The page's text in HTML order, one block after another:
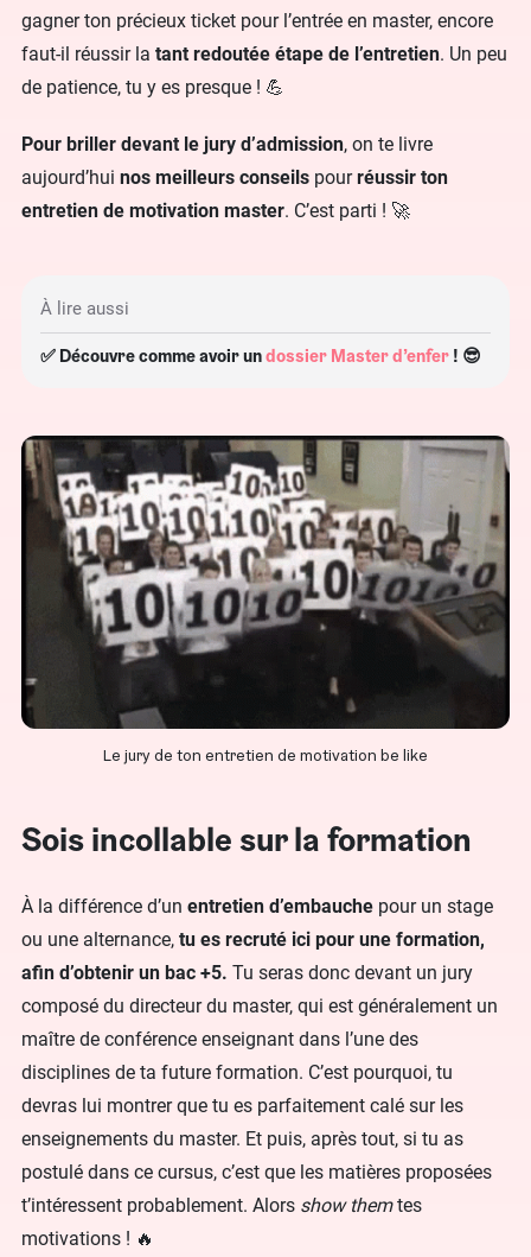
gagner ton précieux ticket pour l’entrée en master, encore
faut-il réussir la tant redoutée étape de l’entretien. Un peu
de patience, tu y es presque ! 💪
Pour briller devant le jury d’admission, on te livre
aujourd’hui nos meilleurs conseils pourréussir ton
entretien de motivation master. C’est parti ! 🚀
À lire aussi
✅ Découvre comme avoir undossier Master d’enfer ! 😎
Le jury de ton entretien de motivation be like
Sois incollable sur la formation
À la différence d’un entretien d’embauche pour un stage
ou une alternance, tu es recruté ici pour une formation,
afin d’obtenir un bac +5. Tu seras donc devant un jury
composé du directeur du master, qui est généralement un
maître de conférence enseignant dans l’une des
disciplines de ta future formation. C’est pourquoi, tu
devras lui montrer que tu es parfaitement calé sur les
enseignements du master. Et puis, après tout, si tu as
postulé dans ce cursus, c’est que les matières proposées
t’intéressent probablement. Alors show themtes
motivations ! 🔥